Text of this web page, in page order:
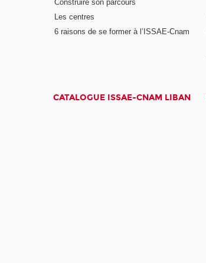
Construire son parcours
Les centres
6 raisons de se former à l’ISSAE-Cnam
CATALOGUE ISSAE-CNAM LIBAN